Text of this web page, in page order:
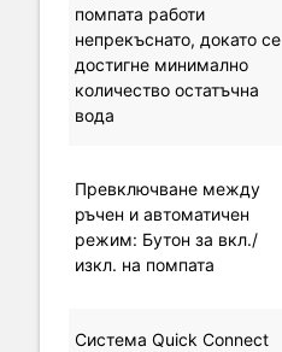
помпата работи
непрекъснато, докато се
достигне минимално
количество остатъчна
вода
Превключване между
ръчен и автоматичен
режим: Бутон за вкл./
изкл. на помпата
Система Quick Connect